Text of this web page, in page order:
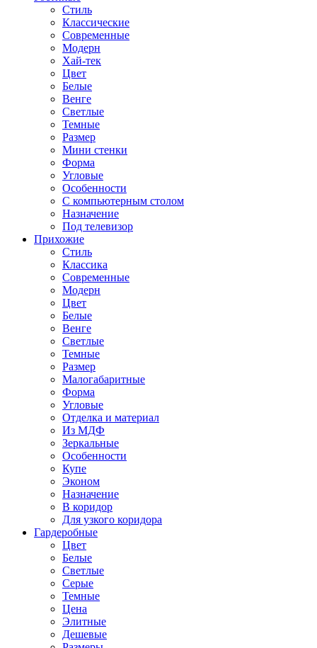
Стиль
Классические
Современные
Модерн
Хай-тек
Цвет
Белые
Венге
Светлые
Темные
Размер
Мини стенки
Форма
Угловые
Особенности
С компьютерным столом
Назначение
Под телевизор
Прихожие
Стиль
Классика
Современные
Модерн
Цвет
Белые
Венге
Светлые
Темные
Размер
Малогабаритные
Форма
Угловые
Отделка и материал
Из МДФ
Зеркальные
Особенности
Купе
Эконом
Назначение
В коридор
Для узкого коридора
Гардеробные
Цвет
Белые
Светлые
Серые
Темные
Цена
Элитные
Дешевые